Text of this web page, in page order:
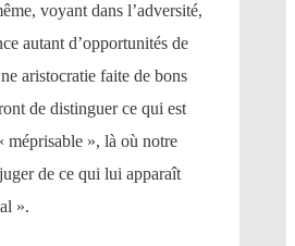
voyant dans l’adversité,
autant d’opportunités de
aristocratie faite de bons
de distinguer ce qui est
méprisable », là où notre
de ce qui lui apparaît
».